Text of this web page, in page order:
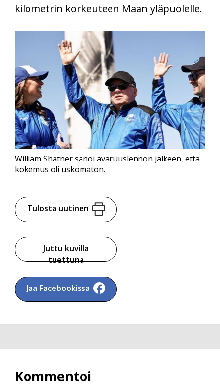
kilometrin korkeuteen Maan yläpuolelle.
William Shatner sanoi avaruuslennon jälkeen, että
kokemus oli uskomaton.
Tulosta uutinen
Juttu kuvilla
tuettuna
Jaa Facebookissa
Kommentoi